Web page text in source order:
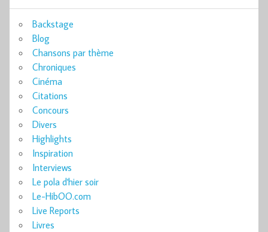
Backstage
Blog
Chansons par thème
Chroniques
Cinéma
Citations
Concours
Divers
Highlights
Inspiration
Interviews
Le pola d'hier soir
Le-HibOO.com
Live Reports
Livres